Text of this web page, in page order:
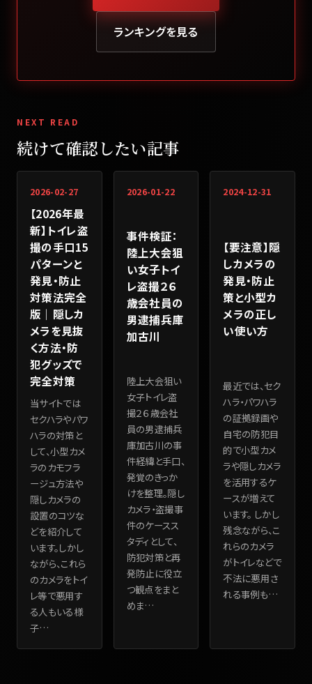
ランキングを見る
NEXT READ
続けて確認したい記事
2026-02-27
【2026年最
新】トイレ盗
撮の手口15
パターンと
発見・防止
対策法完全
版｜隠しカ
メラを見抜
く方法・防
犯グッズで
完全対策
当サイトでは
セクハラやパワ
ハラの対策と
して、小型カメ
ラのカモフラ
ージュ方法や
隠しカメラの
設置のコツな
どを紹介して
います。しかし
ながら、これら
のカメラをトイ
レ等で悪用す
る人もいる様
子…
2026-01-22
事件検証：
陸上大会狙
い女子トイ
レ盗撮２６
歳会社員の
男逮捕兵庫
加古川
陸上大会狙い
女子トイレ盗
撮２６歳会社
員の男逮捕兵
庫加古川の事
件経緯と手口、
発覚のきっか
けを整理。隠し
カメラ・盗撮事
件のケースス
タディとして、
防犯対策と再
発防止に役立
つ観点をまと
めま…
2024-12-31
【要注意】隠
しカメラの
発見・防止
策と小型カ
メラの正し
い使い方
最近では、セク
ハラ・パワハラ
の証拠録画や
自宅の防犯目
的で小型カメ
ラや隠しカメラ
を活用するケ
ースが増えて
います。 しかし
残念ながら、こ
れらのカメラ
がトイレなどで
不法に悪用さ
れる事例も…